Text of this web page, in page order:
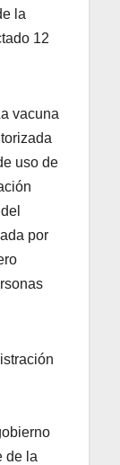
la
12
vacuna
uso de
por
de la